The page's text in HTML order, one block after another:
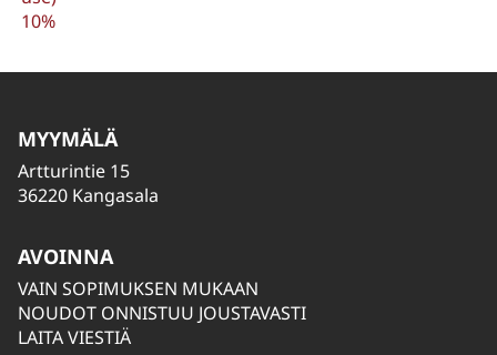
10%
MYYMÄLÄ
Artturintie 15
36220 Kangasala
AVOINNA
VAIN SOPIMUKSEN MUKAAN
NOUDOT ONNISTUU JOUSTAVASTI
LAITA VIESTIÄ